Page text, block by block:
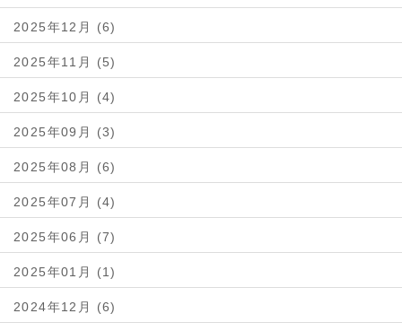
2025年12月 (6)
2025年11月 (5)
2025年10月 (4)
2025年09月 (3)
2025年08月 (6)
2025年07月 (4)
2025年06月 (7)
2025年01月 (1)
2024年12月 (6)